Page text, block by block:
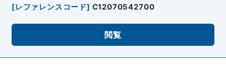
[レファレンスコード] C12070542700
閲覧